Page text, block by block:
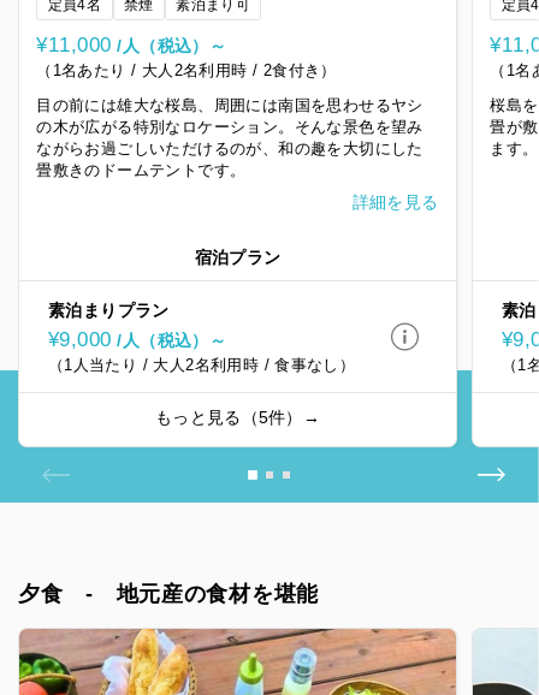
定員4名 禁煙 素泊まり可
¥11,000 /人（税込）～
（1名あたり / 大人2名利用時 / 2食付き）
目の前には雄大な桜島、周囲には南国を思わせるヤシ
の木が広がる特別なロケーション。そんな景色を望み
ながらお過ごしいただけるのが、和の趣を大切にした
畳敷きのドームテントです。
詳細を見る
宿泊プラン
素泊まりプラン
¥9,000 /人（税込）～
（1人当たり / 大人2名利用時 / 食事なし）
もっと見る（5件）→
定員
（1
桜島
畳が
ます。
素
（1
夕食 - 地元産の食材を堪能